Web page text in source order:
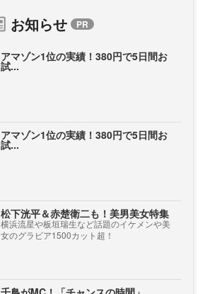
お知らせ
アマゾン1位の実績！380円で5日間お
試...
アマゾン1位の実績！380円で5日間お
試...
松下洸平＆赤楚衛二も！美男美女特集
横浜流星や板垣瑞生など話題のイケメンや美
女のグラビア1500カット超！